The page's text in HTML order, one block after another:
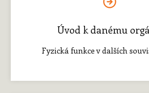
Úvod k danému
Fyzická funkce v dalších